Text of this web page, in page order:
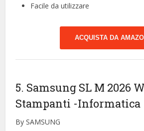
Facile da utilizzare
ACQUISTA DA
5. Samsung SL M 2026
Stampanti -Informatica
By SAMSUNG